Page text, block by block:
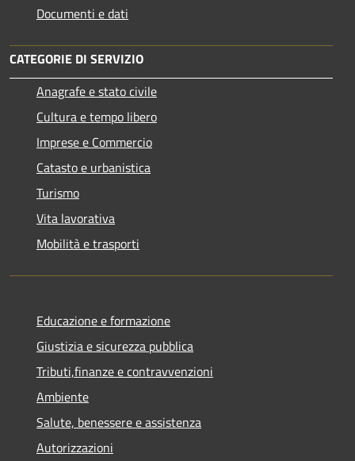
Documenti e dati
CATEGORIE DI SERVIZIO
Anagrafe e stato civile
Cultura e tempo libero
Imprese e Commercio
Catasto e urbanistica
Turismo
Vita lavorativa
Mobilità e trasporti
Educazione e formazione
Giustizia e sicurezza pubblica
Tributi,finanze e contravvenzioni
Ambiente
Salute, benessere e assistenza
Autorizzazioni